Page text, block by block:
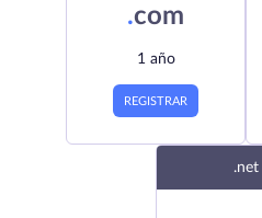
.com
1 año
REGISTRAR
.net